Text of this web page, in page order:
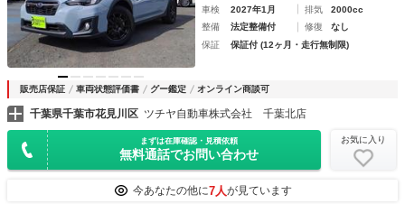
車検
2027年1月 排気
2000cc
整備
法定整備付 修復
なし
保証
保証付 (12ヶ月・走行無制限)
販売店保証 車両状態評価書 グー鑑定 オンライン商談可
千葉県千葉市花見川区 ツチヤ自動車株式会社 千葉北店
まずは在庫確認・見積依頼
無料通話でお問い合わせ
お気に入り
今あなたの他に7人が見ています